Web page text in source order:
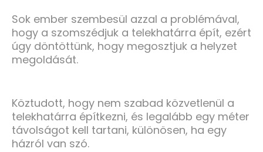
Sok ember szembesül azzal a problémával,
hogy a szomszédjuk a telekhatárra épít, ezért
úgy döntöttünk, hogy megosztjuk a helyzet
megoldását.
Köztudott, hogy nem szabad közvetlenül a
telekhatárra építkezni, és legalább egy méter
távolságot kell tartani, különösen, ha egy
házról van szó.